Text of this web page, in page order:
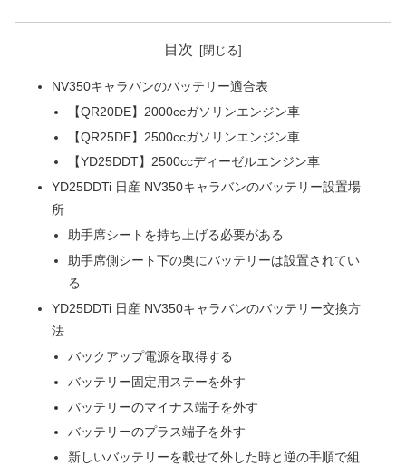
目次
NV350キャラバンのバッテリー適合表
【QR20DE】2000ccガソリンエンジン車
【QR25DE】2500ccガソリンエンジン車
【YD25DDT】2500ccディーゼルエンジン車
YD25DDTi 日産 NV350キャラバンのバッテリー設置場
所
助手席シートを持ち上げる必要がある
助手席側シート下の奥にバッテリーは設置されてい
る
YD25DDTi 日産 NV350キャラバンのバッテリー交換方
法
バックアップ電源を取得する
バッテリー固定用ステーを外す
バッテリーのマイナス端子を外す
バッテリーのプラス端子を外す
新しいバッテリーを載せて外した時と逆の手順で組